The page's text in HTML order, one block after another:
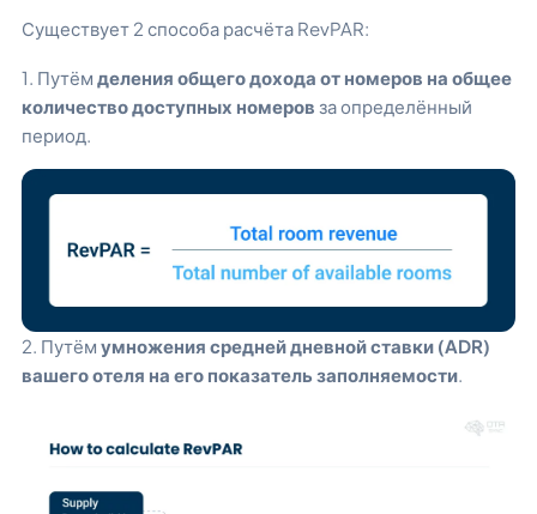
Существует 2 способа расчёта RevPAR:
1. Путём деления общего дохода от номеров на общее
количество доступных номеров за определённый
период.
2. Путём умножения средней дневной ставки (ADR)
вашего отеля на его показатель заполняемости.